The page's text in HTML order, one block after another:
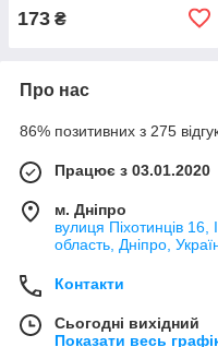
173 ₴
Про нас
86% позитивних з 275
Працює з 03.01.2020
м. Дніпро
вулиця Піхотинців 16,
область, Дніпро,
Контакти
Сьогодні вихідний
Показати весь